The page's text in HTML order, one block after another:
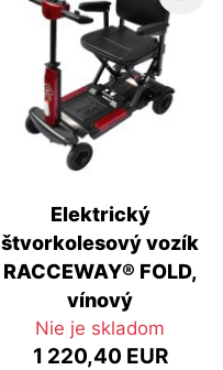
Elektrický
štvorkolesový vozík
RACCEWAY® FOLD,
vínový
Nie je skladom
1 220,40 EUR